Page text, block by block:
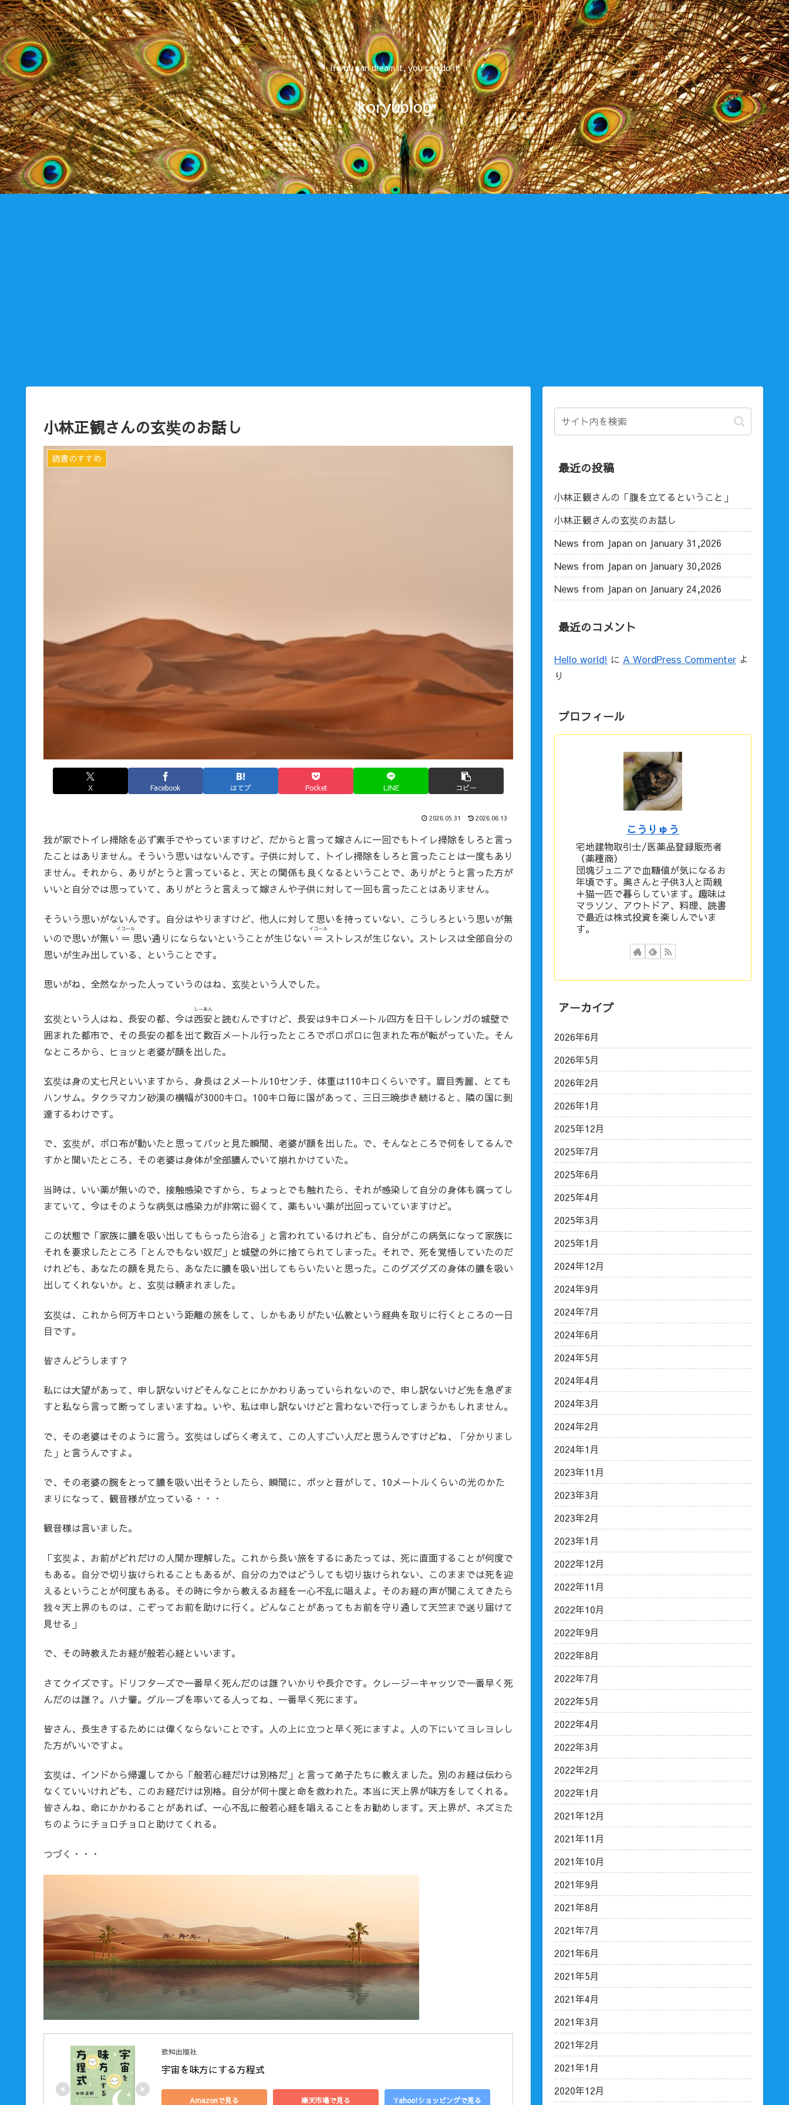
if you can dream it, you can do it
koryublog
小林正観さんの玄奘のお話し
読書のすすめ
X Facebook はてブ Pocket LINE コピー
2026.05.31 2026.06.13
我が家でトイレ掃除を必ず素手でやっていますけど、だからと言って嫁さんに一回でもトイレ掃除をしろと言っ
たことはありません。そういう思いはないんです。子供に対して、トイレ掃除をしろと言ったことは一度もあり
ません。それから、ありがとうと言っていると、天との関係も良くなるということで、ありがとうと言った方が
いいと自分では思っていて、ありがとうと言えって嫁さんや子供に対して一回も言ったことはありません。
そういう思いがないんです。自分はやりますけど、他人に対して思いを持っていない、こうしろという思いが無
いので思いが無い ＝
イコール
思い通りにならないということが生じない ＝
イコール
ストレスが生じない。ストレスは全部自分の
思いが生み出している、ということです。
思いがね、全然なかった人っていうのはね、玄奘という人でした。
玄奘という人はね、長安の都、今は西安
しーあん
と読むんですけど、長安は9キロメートル四方を日干しレンガの城壁で
囲まれた都市で、その長安の都を出て数百メートル行ったところでボロボロに包まれた布が転がっていた。そん
なところから、ヒョッと老婆が顔を出した。
玄奘は身の丈七尺といいますから、身長は２メートル10センチ、体重は110キロくらいです。眉目秀麗、とても
ハンサム。タクラマカン砂漠の横幅が3000キロ。100キロ毎に国があって、三日三晩歩き続けると、隣の国に到
達するわけです。
で、玄奘が、ボロ布が動いたと思ってパッと見た瞬間、老婆が顔を出した。で、そんなところで何をしてるんで
すかと聞いたところ、その老婆は身体が全部膿んでいて崩れかけていた。
当時は、いい薬が無いので、接触感染ですから、ちょっとでも触れたら、それが感染して自分の身体も腐ってし
まていて、今はそのような病気は感染力が非常に弱くて、薬もいい薬が出回っていていますけど。
この状態で「家族に膿を吸い出してもらったら治る」と言われているけれども、自分がこの病気になって家族に
それを要求したところ「とんでもない奴だ」と城壁の外に捨てられてしまった。それで、死を覚悟していたのだ
けれども、あなたの顔を見たら、あなたに膿を吸い出してもらいたいと思った。このグズグズの身体の膿を吸い
出してくれないか。と、玄奘は頼まれました。
玄奘は、これから何万キロという距離の旅をして、しかもありがたい仏教という経典を取りに行くところの一日
目です。
皆さんどうします？
私には大望があって、申し訳ないけどそんなことにかかわりあっていられないので、申し訳ないけど先を急ぎま
すと私なら言って断ってしまいますね。いや、私は申し訳ないけどと言わないで行ってしまうかもしれません。
で、その老婆はそのように言う。玄奘はしばらく考えて、この人すごい人だと思うんですけどね、「分かりまし
た」と言うんですよ。
で、その老婆の腕をとって膿を吸い出そうとしたら、瞬間に、ポッと音がして、10メートルくらいの光のかた
まりになって、観音様が立っている・・・
観音様は言いました。
「玄奘よ、お前がどれだけの人間か理解した。これから長い旅をするにあたっては、死に直面することが何度で
もある。自分で切り抜けられることもあるが、自分の力ではどうしても切り抜けられない、このままでは死を迎
えるということが何度もある。その時に今から教えるお経を一心不乱に唱えよ。そのお経の声が聞こえてきたら
我々天上界のものは、こぞってお前を助けに行く。どんなことがあってもお前を守り通して天竺まで送り届けて
見せる」
で、その時教えたお経が般若心経といいます。
さてクイズです。ドリフターズで一番早く死んだのは誰？いかりや長介です。クレージーキャッツで一番早く死
んだのは誰？。ハナ肇。グループを率いてる人ってね、一番早く死にます。
皆さん、長生きするためには偉くならないことです。人の上に立つと早く死にますよ。人の下にいてヨレヨレし
た方がいいですよ。
玄奘は、インドから帰還してから「般若心経だけは別格だ」と言って弟子たちに教えました。別のお経は伝わら
なくていいけれども、このお経だけは別格。自分が何十度と命を救われた。本当に天上界が味方をしてくれる。
皆さんね、命にかかわることがあれば、一心不乱に般若心経を唱えることをお勧めします。天上界が、ネズミた
ちのようにチョロチョロと助けてくれる。
つづく・・・
致知出版社
宇宙を味方にする方程式
Amazonで見る 楽天市場で見る Yahoo!ショッピングで見る
最近の投稿
小林正観さんの「腹を立てるということ」
小林正観さんの玄奘のお話し
News from Japan on January 31,2026
News from Japan on January 30,2026
News from Japan on January 24,2026
最近のコメント
Hello world! に A WordPress Commenter よ
り
プロフィール
こうりゅう
宅地建物取引士/医薬品登録販売者
（薬種商）
団塊ジュニアで血糖値が気になるお
年頃です。奥さんと子供3人と両親
＋猫一匹で暮らしています。趣味は
マラソン、アウトドア、料理、読書
で最近は株式投資を楽しんでいま
す。
アーカイブ
2026年6月
2026年5月
2026年2月
2026年1月
2025年12月
2025年7月
2025年6月
2025年4月
2025年3月
2025年1月
2024年12月
2024年9月
2024年7月
2024年6月
2024年5月
2024年4月
2024年3月
2024年2月
2024年1月
2023年11月
2023年3月
2023年2月
2023年1月
2022年12月
2022年11月
2022年10月
2022年9月
2022年8月
2022年7月
2022年5月
2022年4月
2022年3月
2022年2月
2022年1月
2021年12月
2021年11月
2021年10月
2021年9月
2021年8月
2021年7月
2021年6月
2021年5月
2021年4月
2021年3月
2021年2月
2021年1月
2020年12月